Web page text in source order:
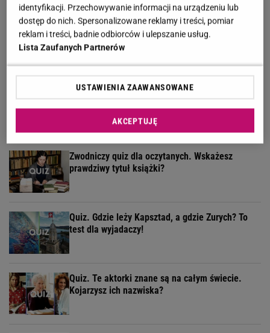
Quiz tylko dla orłów? 90% z was nie zgarnie
maksa w Szybkiej Piątce
państwa. Zdobędziesz 9/13?
Zwodniczy quiz dla oczytanych. Wskażesz
prawdziwy tytuł książki?
Quiz. Gdzie leży Kapsztad, a gdzie Zurych? To
test dla wyjadaczy!
Quiz. Te aktorki znane są na całym świecie.
Kojarzysz ich nazwiska?
identyfikacji. Przechowywanie informacji na urządzeniu lub
dostęp do nich. Spersonalizowane reklamy i treści, pomiar
reklam i treści, badnie odbiorców i ulepszanie usług.
Lista Zaufanych Partnerów
USTAWIENIA ZAAWANSOWANE
AKCEPTUJĘ